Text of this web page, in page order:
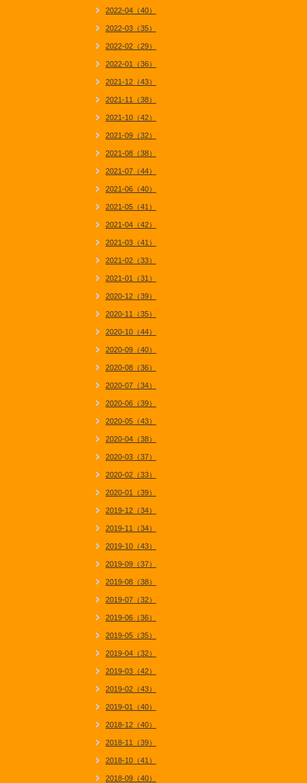
2022-04（40）
2022-03（35）
2022-02（29）
2022-01（36）
2021-12（43）
2021-11（38）
2021-10（42）
2021-09（32）
2021-08（38）
2021-07（44）
2021-06（40）
2021-05（41）
2021-04（42）
2021-03（41）
2021-02（33）
2021-01（31）
2020-12（39）
2020-11（35）
2020-10（44）
2020-09（40）
2020-08（36）
2020-07（34）
2020-06（39）
2020-05（43）
2020-04（38）
2020-03（37）
2020-02（33）
2020-01（39）
2019-12（34）
2019-11（34）
2019-10（43）
2019-09（37）
2019-08（38）
2019-07（32）
2019-06（36）
2019-05（35）
2019-04（32）
2019-03（42）
2019-02（43）
2019-01（40）
2018-12（40）
2018-11（39）
2018-10（41）
2018-09（40）